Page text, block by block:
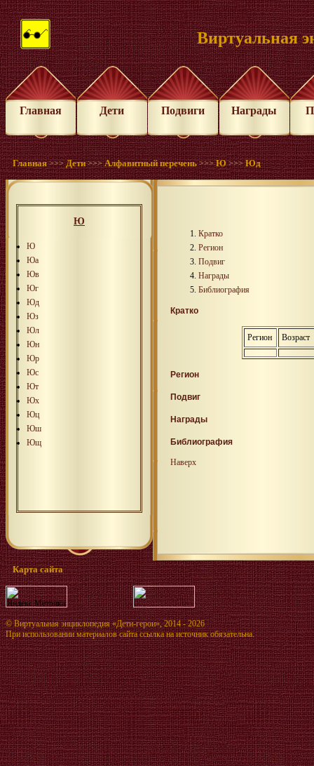
Виртуальная
Главная Дети Подвиги Награды
Главная >>>Дети >>>Алфавитный перечень >>>Ю >>>Юд
Ю
Ю
Юа
Юв
Юг
Юд
Юз
Юл
Юн
Юр
Юс
Ют
Юх
Юц
Юш
Ющ
Кратко
Регион
Подвиг
Награды
Библиография
Кратко
Регион Возраст
Регион
Подвиг
Награды
Библиография
Наверх
Карта сайта
©Виртуальная энциклопедия «Дети-герои», 2014 - 2026
При использовании материалов сайта ссылка на источник обязательна.